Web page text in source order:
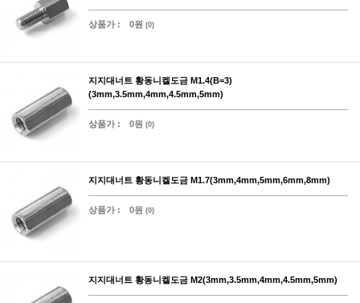
상품가 : 0원 (0)
지지대너트 황동니켈도금 M1.4(B=3)
(3mm,3.5mm,4mm,4.5mm,5mm)
상품가 : 0원 (0)
지지대너트 황동니켈도금 M1.7(3mm,4mm,5mm,6mm,8mm)
상품가 : 0원 (0)
지지대너트 황동니켈도금 M2(3mm,3.5mm,4mm,4.5mm,5mm)